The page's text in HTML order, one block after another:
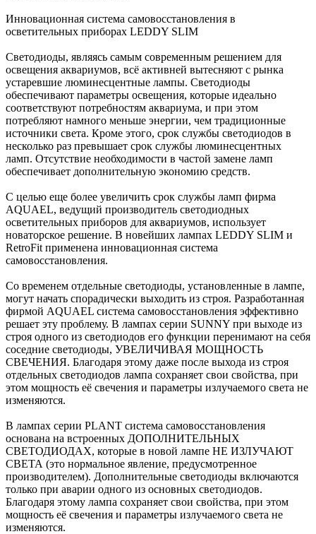
Инновационная система самовосстановления в
осветительных приборах LEDDY SLIM
Светодиоды, являясь самым современным решением для
освещения аквариумов, всё активней вытесняют с рынка
устаревшие люминесцентные лампы. Светодиоды
обеспечивают параметры освещения, которые идеально
соответствуют потребностям аквариума, и при этом
потребляют намного меньше энергии, чем традиционные
источники света. Кроме этого, срок службы светодиодов в
несколько раз превышает срок службы люминесцентных
ламп. Отсутствие необходимости в частой замене ламп
обеспечивает дополнительную экономию средств.
С целью еще более увеличить срок службы ламп фирма
AQUAEL, ведущий производитель светодиодных
осветительных приборов для аквариумов, использует
новаторское решение. В новейших лампах LEDDY SLIM и
RetroFit применена инновационная система
самовосстановления.
Со временем отдельные светодиоды, установленные в лампе,
могут начать спорадически выходить из строя. Разработанная
фирмой AQUAEL система самовосстановления эффективно
решает эту проблему. В лампах серии SUNNY при выходе из
строя одного из светодиодов его функции перенимают на себя
соседние светодиоды, УВЕЛИЧИВАЯ МОЩНОСТЬ
СВЕЧЕНИЯ. Благодаря этому даже после выхода из строя
отдельных светодиодов лампа сохраняет свои свойства, при
этом мощность её свечения и параметры излучаемого света не
изменяются.
В лампах серии PLANT система самовосстановления
основана на встроенных ДОПОЛНИТЕЛЬНЫХ
СВЕТОДИОДАХ, которые в новой лампе НЕ ИЗЛУЧАЮТ
СВЕТА (это нормальное явление, предусмотренное
производителем). Дополнительные светодиоды включаются
только при аварии одного из основных светодиодов.
Благодаря этому лампа сохраняет свои свойства, при этом
мощность её свечения и параметры излучаемого света не
изменяются.